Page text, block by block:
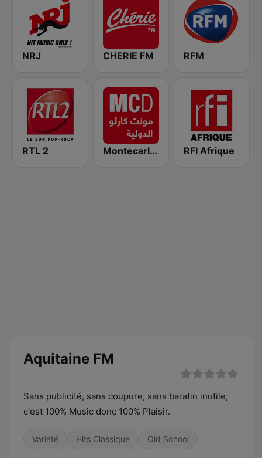
NRJ CHERIE FM RFM
RTL 2 Montecarlo al doualiya (مونت كارلو الدولية) RFI Afrique
Aquitaine FM
Sans publicité, sans coupure, sans baratin inutile,
c'est 100% Music donc 100% Plaisir.
Variété Hits Classique Old School